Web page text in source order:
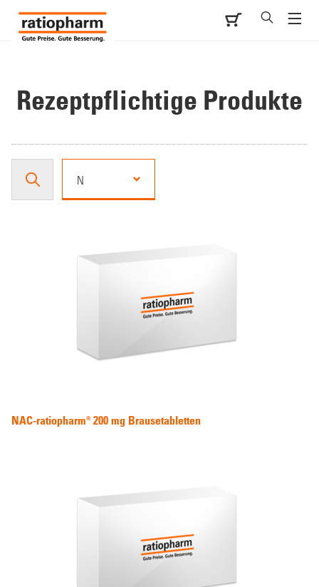
Rezeptpflichtige Produkte
N
NAC-ratiopharm® 200 mg Brausetabletten